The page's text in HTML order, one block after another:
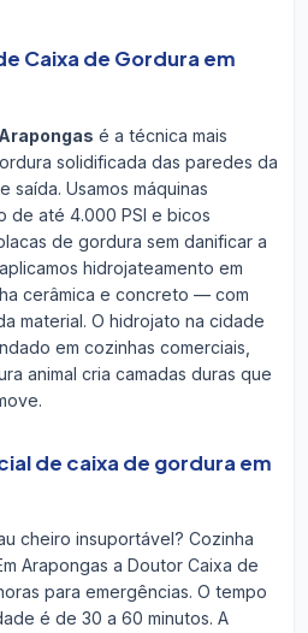
Caixa de Gordura em
é a técnica mais
solidificada das paredes da
saída. Usamos máquinas
de até 4.000 PSI e bicos
de gordura sem danificar a
hidrojateamento em
cerâmica e concreto — com
material. O hidrojato na cidade
em cozinhas comerciais,
animal cria camadas duras que
de caixa de gordura em
cheiro insuportável? Cozinha
Arapongas a Doutor Caixa de
para emergências. O tempo
é de 30 a 60 minutos. A